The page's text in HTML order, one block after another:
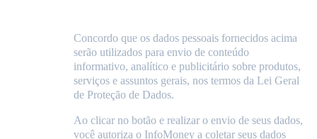
Concordo que os dados pessoais fornecidos acima
serão utilizados para envio de conteúdo
informativo, analítico e publicitário sobre produtos,
serviços e assuntos gerais, nos termos da Lei Geral
de Proteção de Dados.
Ao clicar no botão e realizar o envio de seus dados,
você autoriza o InfoMoney a coletar seus dados